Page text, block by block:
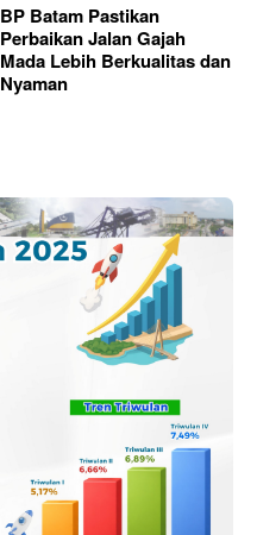
BP Batam Pastikan
Perbaikan Jalan Gajah
Mada Lebih Berkualitas dan
Nyaman